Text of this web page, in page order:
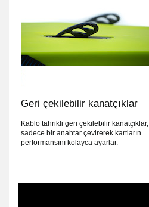
Geri çekilebilir kanatçıklar
Kablo tahrikli geri çekilebilir kanatçıklar,
sadece bir anahtar çevirerek kartların
performansını kolayca ayarlar.